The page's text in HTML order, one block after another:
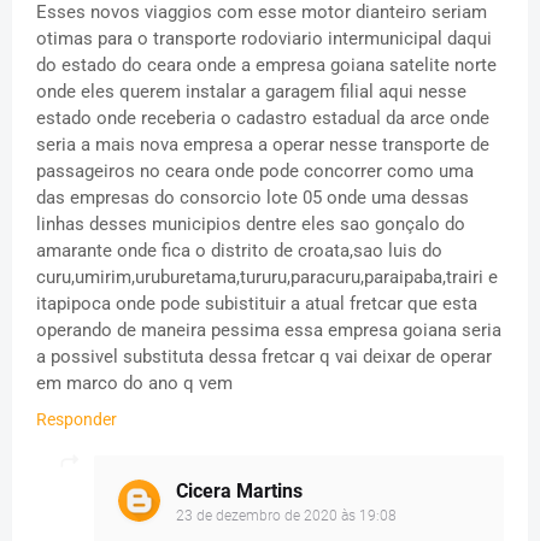
Esses novos viaggios com esse motor dianteiro seriam
otimas para o transporte rodoviario intermunicipal daqui
do estado do ceara onde a empresa goiana satelite norte
onde eles querem instalar a garagem filial aqui nesse
estado onde receberia o cadastro estadual da arce onde
seria a mais nova empresa a operar nesse transporte de
passageiros no ceara onde pode concorrer como uma
das empresas do consorcio lote 05 onde uma dessas
linhas desses municipios dentre eles sao gonçalo do
amarante onde fica o distrito de croata,sao luis do
curu,umirim,uruburetama,tururu,paracuru,paraipaba,trairi e
itapipoca onde pode subistituir a atual fretcar que esta
operando de maneira pessima essa empresa goiana seria
a possivel substituta dessa fretcar q vai deixar de operar
em marco do ano q vem
Responder
Cicera Martins
23 de dezembro de 2020 às 19:08